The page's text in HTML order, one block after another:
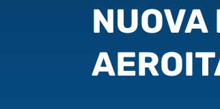
NUOVA